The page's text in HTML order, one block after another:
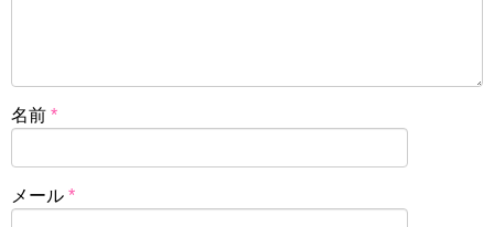
名前 *
メール *